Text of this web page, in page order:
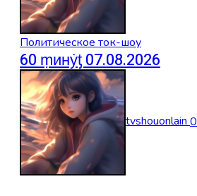
Политическое ток-шоу
60 ṃинẏƫ 07.08.2026
tvshouonlain